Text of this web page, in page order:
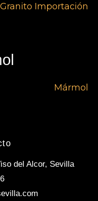
Granito Importación
Mármol
del Alcor, Sevilla